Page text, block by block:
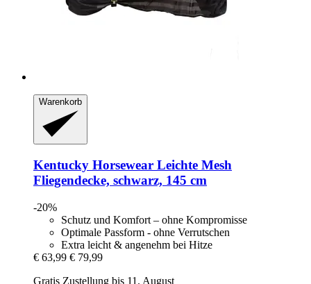
Warenkorb
Kentucky Horsewear Leichte Mesh
Fliegendecke, schwarz, 145 cm
-20%
Schutz und Komfort – ohne Kompromisse
Optimale Passform - ohne Verrutschen
Extra leicht & angenehm bei Hitze
€ 63,99 € 79,99
Gratis Zustellung bis 11. August